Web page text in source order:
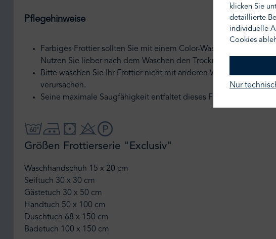
Pflegehinweise
Farbiges Frottier sollten Sie mit einem Color-Waschmittel ohne
Nutzen Sie lieber nach dem Waschen den Trockner für Ihr
Bitte waschen Sie Ihr Frottier nicht mit anderen Wäschestücken
verursachen.
Seine maximale Saugfähigkeit entfaltet dieses Frottier nach den
Größen Frottierserie "Exclusiv"
Waschhandschuh 15 x 20 cm
Seiftuch 30 x 30 cm
Gästetuch 30 x 50 cm
Handtuch 50 x 100 cm
Duschtuch 68 x 150 cm
Badetuch 100 x 150 cm
klicken Sie
detaillierte
individuelle
Cookies
Nur